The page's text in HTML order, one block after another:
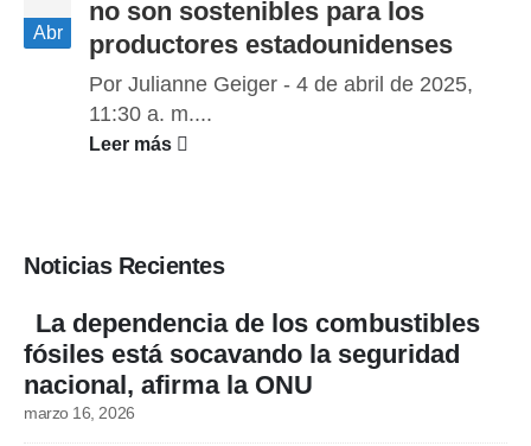
Abr
no son sostenibles para los
productores estadounidenses
Por Julianne Geiger - 4 de abril de 2025,
11:30 a. m....
Leer más
Noticias Recientes
La dependencia de los combustibles
fósiles está socavando la seguridad
nacional, afirma la ONU
marzo 16, 2026